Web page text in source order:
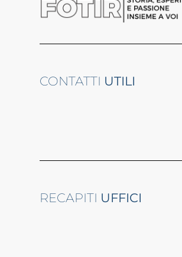
CONTATTI UTILI
RECAPITI UFFICI